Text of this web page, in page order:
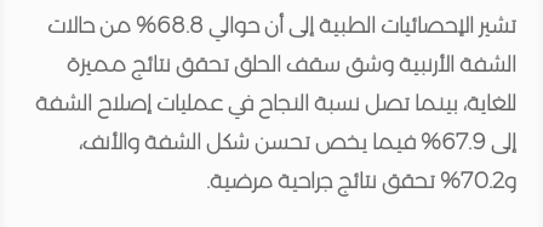
تشير الإحصائيات الطبية إلى أن حوالي 68.8% من حالات
الشفة الأرنبية وشق سقف الحلق تحقق نتائج مميزة
للغاية، بينما تصل نسبة النجاح في عمليات إصلاح الشفة
إلى 67.9% فيما يخص تحسن شكل الشفة والأنف،
و70.2% تحقق نتائج جراحية مرضية.